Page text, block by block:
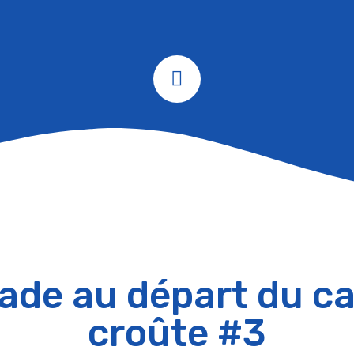
au départ du
croûte #3